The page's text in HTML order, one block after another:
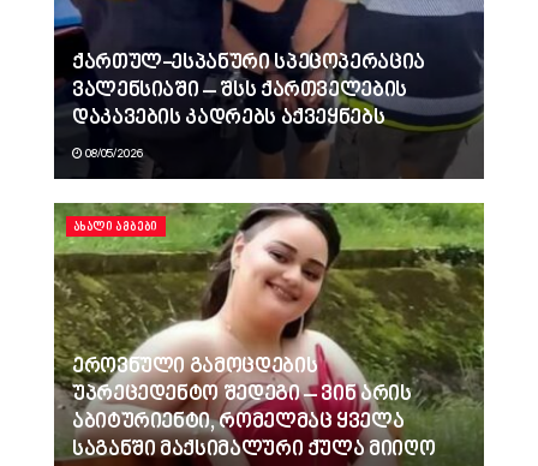
ქართულ-ესპანური სპეცოპერაცია
ვალენსიაში – შსს ქართველების
დაკავების კადრებს აქვეყნებს
08/05/2026
ᲐᲮᲐᲚᲘ ᲐᲛᲑᲔᲑᲘ
ეროვნული გამოცდების
უპრეცედენტო შედეგი – ვინ არის
აბიტურიენტი, რომელმაც ყველა
საგანში მაქსიმალური ქულა მიიღო